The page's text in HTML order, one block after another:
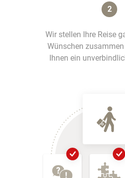
2
Wir stellen Ihre Reise
Wünschen
Ihnen ein